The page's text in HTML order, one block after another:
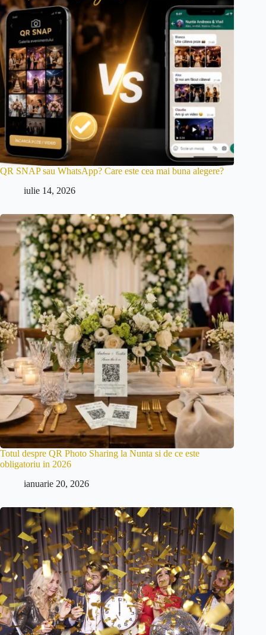
QR SNAP sau WhatsApp? Care este cea mai buna alegere?
iulie 14, 2026
Totul despre QR Photo Sharing la Nunta si de ce este
obligatoriu in 2026
ianuarie 20, 2026